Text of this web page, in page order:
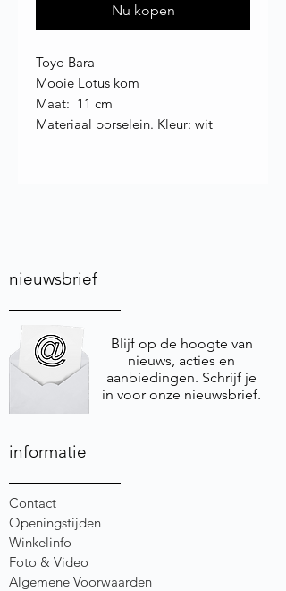
Nu kopen
Toyo Bara
Mooie Lotus kom
Maat: 11 cm
Materiaal porselein. Kleur: wit
nieuwsbrief
Blijf op de hoogte van
nieuws, acties en
aanbiedingen. Schrijf je
in voor onze nieuwsbrief.
informatie
Contact
Openingstijden
Winkelinfo
Foto & Video
Algemene Voorwaarden